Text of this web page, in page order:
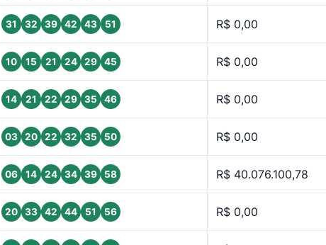
31 32 39 42 43 51 R$ 0,00
10 15 21 24 29 45 R$ 0,00
14 21 22 29 35 46 R$ 0,00
03 20 22 32 35 50 R$ 0,00
06 14 24 34 39 58 R$ 40.076.100,78
20 33 42 44 51 56 R$ 0,00